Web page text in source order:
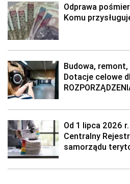
Odprawa
Komu
Budowa,
Dotacje celowe
Od 1 lipca 2026
Centralny
samorządu